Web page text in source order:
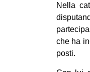
Nella
che ha
posti.